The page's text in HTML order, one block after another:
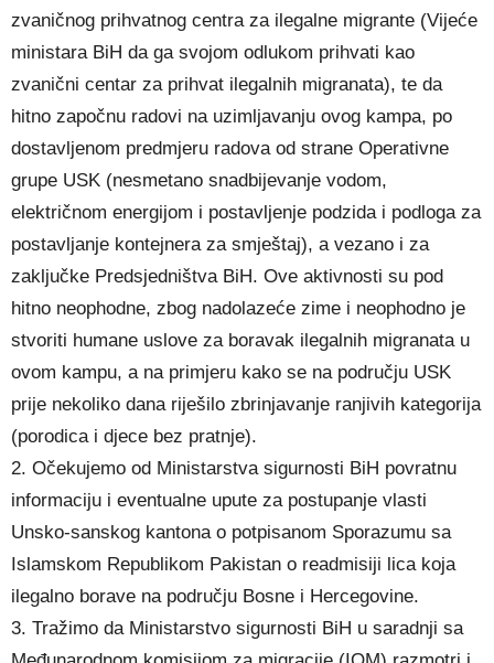
zvaničnog prihvatnog centra za ilegalne migrante (Vijeće
ministara BiH da ga svojom odlukom prihvati kao
zvanični centar za prihvat ilegalnih migranata), te da
hitno započnu radovi na uzimljavanju ovog kampa, po
dostavljenom predmjeru radova od strane Operativne
grupe USK (nesmetano snadbijevanje vodom,
električnom energijom i postavljenje podzida i podloga za
postavljanje kontejnera za smještaj), a vezano i za
zaključke Predsjedništva BiH. Ove aktivnosti su pod
hitno neophodne, zbog nadolazeće zime i neophodno je
stvoriti humane uslove za boravak ilegalnih migranata u
ovom kampu, a na primjeru kako se na području USK
prije nekoliko dana riješilo zbrinjavanje ranjivih kategorija
(porodica i djece bez pratnje).
2. Očekujemo od Ministarstva sigurnosti BiH povratnu
informaciju i eventualne upute za postupanje vlasti
Unsko-sanskog kantona o potpisanom Sporazumu sa
Islamskom Republikom Pakistan o readmisiji lica koja
ilegalno borave na području Bosne i Hercegovine.
3. Tražimo da Ministarstvo sigurnosti BiH u saradnji sa